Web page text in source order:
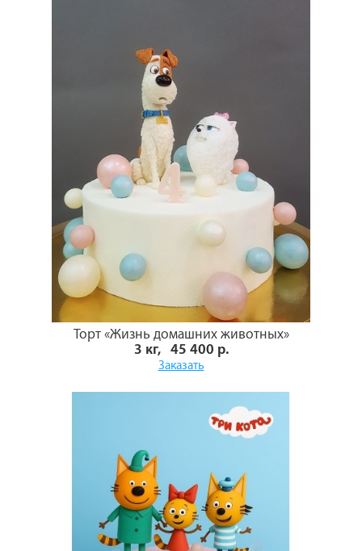
Торт «Жизнь домашних животных»
3 кг, 45 400 р.
Заказать